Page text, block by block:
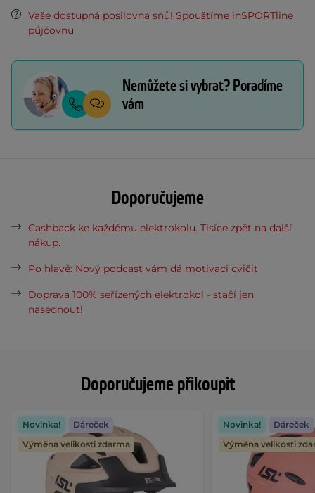
Doporučujeme přikoupit
Novinka!
Dáreček
Výměna velikosti zdarma
Novinka!
Dáreček
Výměna velikosti
Vaše dostupná posilovna snů! Spouštíme inSPORTline
půjčovnu
Nemůžete si vybrat? Poradíme
vám
Doporučujeme
Cashback ke každému elektrokolu. Tisíce zpět na další
nákup.
Po hlavě: Nový podcast vám dá motivaci cvičit
Doprava 100% seřízených elektrokol - stačí jen
nasednout!